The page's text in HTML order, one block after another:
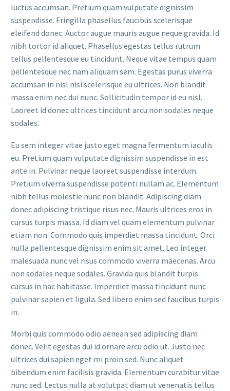
luctus accumsan. Pretium quam vulputate dignissim
suspendisse. Fringilla phasellus faucibus scelerisque
eleifend donec. Auctor augue mauris augue neque gravida. Id
nibh tortor id aliquet. Phasellus egestas tellus rutrum
tellus pellentesque eu tincidunt. Neque vitae tempus quam
pellentesque nec nam aliquam sem. Egestas purus viverra
accumsan in nisl nisi scelerisque eu ultrices. Non blandit
massa enim nec dui nunc. Sollicitudin tempor id eu nisl.
Laoreet id donec ultrices tincidunt arcu non sodales neque
sodales.
Eu sem integer vitae justo eget magna fermentum iaculis
eu. Pretium quam vulputate dignissim suspendisse in est
ante in. Pulvinar neque laoreet suspendisse interdum.
Pretium viverra suspendisse potenti nullam ac. Elementum
nibh tellus molestie nunc non blandit. Adipiscing diam
donec adipiscing tristique risus nec. Mauris ultrices eros in
cursus turpis massa. Id diam vel quam elementum pulvinar
etiam non. Commodo quis imperdiet massa tincidunt. Orci
nulla pellentesque dignissim enim sit amet. Leo integer
malesuada nunc vel risus commodo viverra maecenas. Arcu
non sodales neque sodales. Gravida quis blandit turpis
cursus in hac habitasse. Imperdiet massa tincidunt nunc
pulvinar sapien et ligula. Sed libero enim sed faucibus turpis
in.
Morbi quis commodo odio aenean sed adipiscing diam
donec. Velit egestas dui id ornare arcu odio ut. Justo nec
ultrices dui sapien eget mi proin sed. Nunc aliquet
bibendum enim facilisis gravida. Elementum curabitur vitae
nunc sed. Lectus nulla at volutpat diam ut venenatis tellus